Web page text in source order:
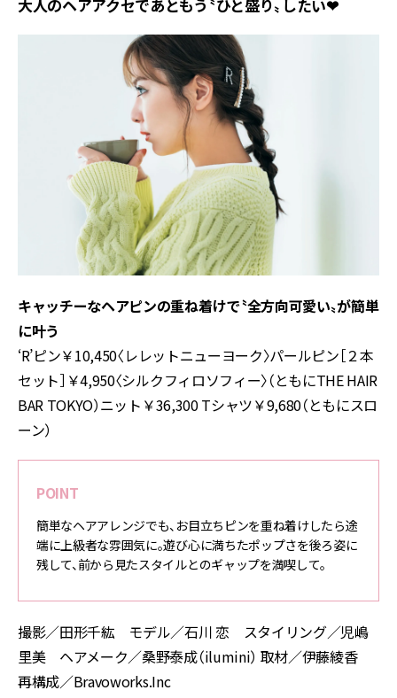
大人のヘアアクセであともう〝ひと盛り〟したい❤︎
キャッチーなヘアピンの重ね着けで〝全方向可愛い〟が簡単
に叶う
‘R’ピン￥10,450〈レレットニューヨーク〉パールピン［２本
セット］￥4,950〈シルクフィロソフィー〉（ともにTHE HAIR
BAR TOKYO）ニット￥36,300 Tシャツ￥9,680（ともにスロ
ーン）
POINT
簡単なヘアアレンジでも、お目立ちピンを重ね着けしたら途
端に上級者な雰囲気に。遊び心に満ちたポップさを後ろ姿に
残して、前から見たスタイルとのギャップを満喫して。
撮影／田形千紘 モデル／石川 恋 スタイリング／児嶋
里美 ヘアメーク／桑野泰成（ilumini） 取材／伊藤綾香
再構成／Bravoworks.Inc